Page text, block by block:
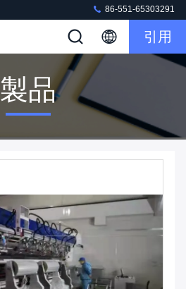
86-551-65303291
引用
製品